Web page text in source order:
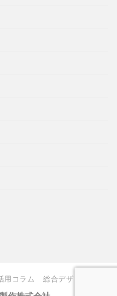
用コラム 総合デザイン制作